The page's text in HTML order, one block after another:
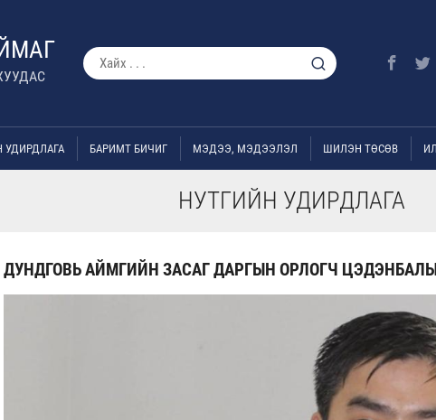
УДИРДЛАГА БАРИМТ БИЧИГ МЭДЭЭ, МЭДЭЭЛЭЛ ШИЛЭН ТӨСӨВ
НУТГИЙН УДИРДЛАГА
ДУНДГОВЬ АЙМГИЙН ЗАСАГ ДАРГЫН ОРЛОГЧ